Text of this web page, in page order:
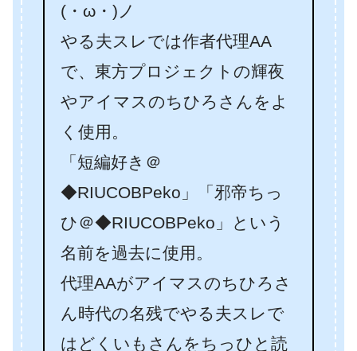
(・ω・)ノ
やる夫スレでは作者代理AA
で、東方プロジェクトの輝夜
やアイマスのちひろさんをよ
く使用。
「短編好き＠
◆RIUCOBPeko」「邪帝ちっ
ひ＠◆RIUCOBPeko」という
名前を過去に使用。
代理AAがアイマスのちひろさ
ん時代の名残でやる夫スレで
はどくいもさんをちっひと読